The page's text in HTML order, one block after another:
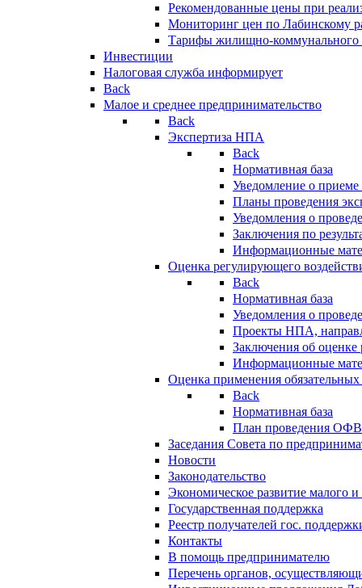
Рекомендованные цены при
Мониторинг цен по Лабинскому
Тарифы жилищно-коммунального
Инвестиции
Налоговая служба информирует
Back
Малое и среднее предпринимательство
Back
Экспертиза НПА
Back
Нормативная база
Уведомление о
Планы проведения
Уведомления о
Заключения по
Информационные
Оценка регулирующего
Back
Нормативная база
Уведомления о
Проекты НПА,
Заключения об
Информационные
Оценка применения
Back
Нормативная база
План проведения
Заседания Совета по
Новости
Законодательство
Экономическое развитие малого и
Государственная поддержка
Реестр получателей гос.
Контакты
В помощь предпринимателю
Перечень органов,